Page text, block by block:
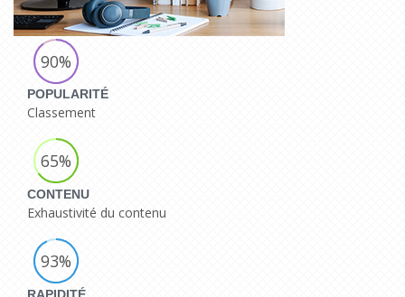
90%
POPULARITÉ
Classement
65%
CONTENU
Exhaustivité du contenu
93%
RAPIDITÉ